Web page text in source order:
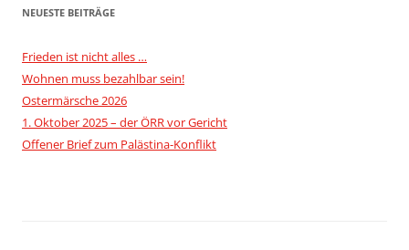
NEUESTE BEITRÄGE
Frieden ist nicht alles …
Wohnen muss bezahlbar sein!
Ostermärsche 2026
1. Oktober 2025 – der ÖRR vor Gericht
Offener Brief zum Palästina-Konflikt